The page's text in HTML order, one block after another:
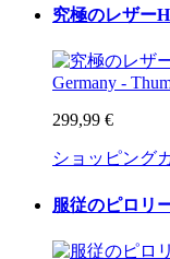
究極のレザー
299,99 €
ショッピング
服従のピロリ